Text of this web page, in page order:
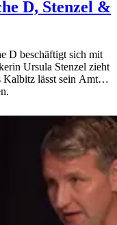
D, Stenzel &
D beschäftigt sich mit
Ursula Stenzel zieht
lässt sein Amt